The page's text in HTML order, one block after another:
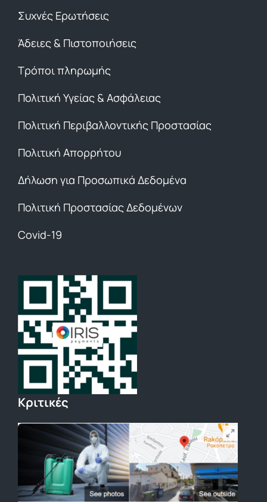
Συχνές Ερωτήσεις
Άδειες & Πιστοποιήσεις
Τρόποι πληρωμής
Πολιτική Υγείας & Ασφάλειας
Πολιτική Περιβαλλοντικής Προστασίας
Πολιτική Απορρήτου
Δήλωση για Προσωπικά Δεδομένα
Πολιτική Προστασίας Δεδομένων
Covid-19
Κριτικές